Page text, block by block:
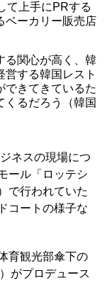
て上手にPRする
ベーカリー販売店
る関心が高く、韓
営する韓国レスト
できてきているた
くるだろう（韓国
ネスの現場につ
ール「ロッテシ
で行われていた
コートの様子な
育観光部傘下の
がプロデュース